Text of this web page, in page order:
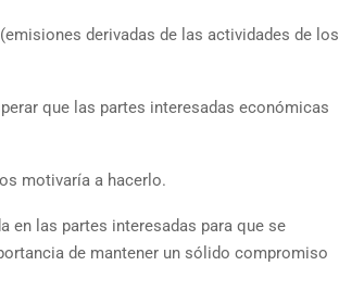
derivadas de las actividades de los
que las partes interesadas económicas
motivaría a hacerlo.
en las partes interesadas para que se
de mantener un sólido compromiso